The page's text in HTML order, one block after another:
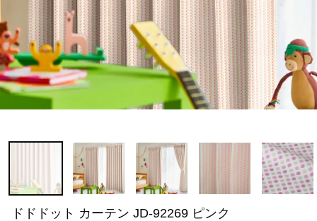
ドドドット カーテン JD-92269 ピンク